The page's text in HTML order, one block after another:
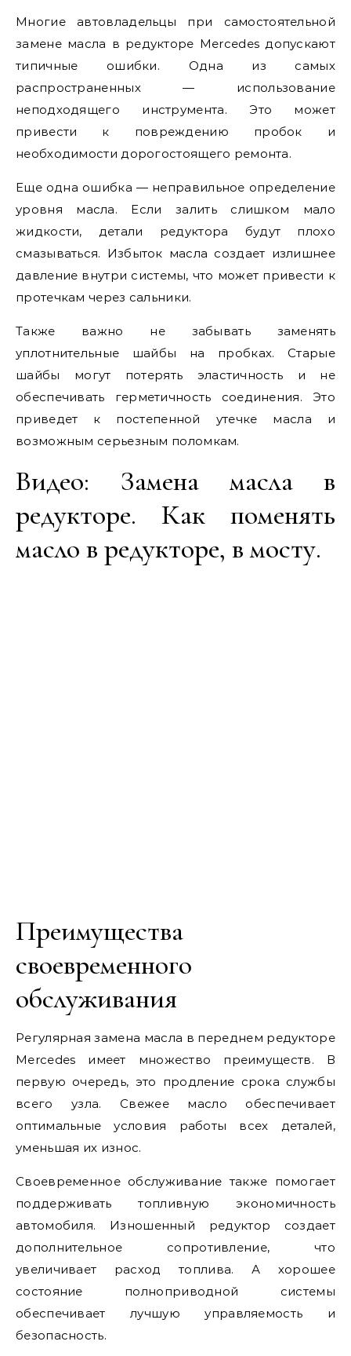
Многие автовладельцы при самостоятельной
замене масла в редукторе Mercedes допускают
типичные ошибки. Одна из самых
распространенных — использование
неподходящего инструмента. Это может
привести к повреждению пробок и
необходимости дорогостоящего ремонта.
Еще одна ошибка — неправильное определение
уровня масла. Если залить слишком мало
жидкости, детали редуктора будут плохо
смазываться. Избыток масла создает излишнее
давление внутри системы, что может привести к
протечкам через сальники.
Также важно не забывать заменять
уплотнительные шайбы на пробках. Старые
шайбы могут потерять эластичность и не
обеспечивать герметичность соединения. Это
приведет к постепенной утечке масла и
возможным серьезным поломкам.
Видео: Замена масла в
редукторе. Как поменять
масло в редукторе, в мосту.
Преимущества
своевременного
обслуживания
Регулярная замена масла в переднем редукторе
Mercedes имеет множество преимуществ. В
первую очередь, это продление срока службы
всего узла. Свежее масло обеспечивает
оптимальные условия работы всех деталей,
уменьшая их износ.
Своевременное обслуживание также помогает
поддерживать топливную экономичность
автомобиля. Изношенный редуктор создает
дополнительное сопротивление, что
увеличивает расход топлива. А хорошее
состояние полноприводной системы
обеспечивает лучшую управляемость и
безопасность.